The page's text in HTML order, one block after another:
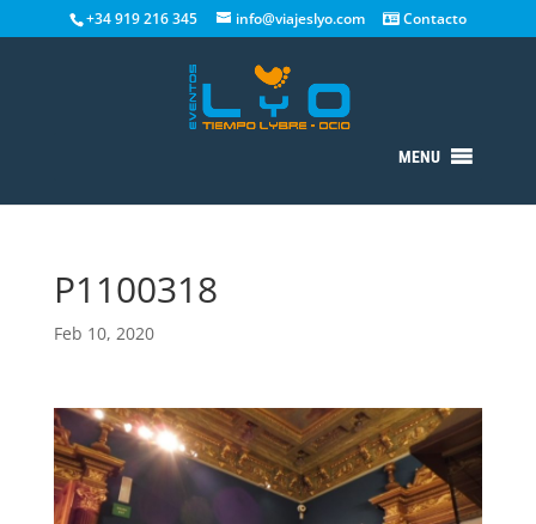
+34 919 216 345 info@viajeslyo.com Contacto
MENU
P1100318
Feb 10, 2020